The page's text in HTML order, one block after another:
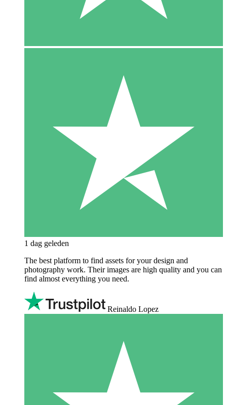
1 dag geleden
The best platform to find assets for your design and
photography work. Their images are high quality and you can
find almost everything you need.
Reinaldo Lopez